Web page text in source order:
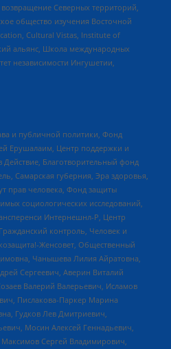
Северных территорий,
общество изучения Восточной
Cultural Vistas, Institute of
альянс, Школа международных
независимости Ингушетии,
и публичной политики, Фонд
Ерушалаим, Центр поддержки и
Благотворительный фонд
Самарская губерния, Эра здоровья,
прав человека, Фонд защиты
социологических исследований,
Интернешнл-Р, Центр
контроль, Человек и
Женсовет, Общественный
Чанышева Лилия Айратовна,
Сергеевич, Аверин Виталий
Валерий Валерьевич, Исламов
Пислакова-Паркер Марина
Гудков Лев Дмитриевич,
Мосин Алексей Геннадьевич,
Сергей Владимирович,